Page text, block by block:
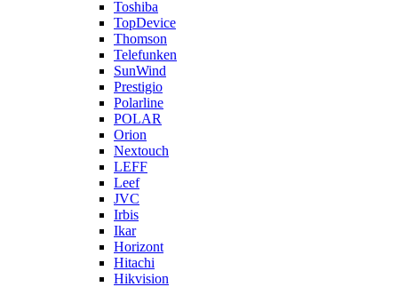
Toshiba
TopDevice
Thomson
Telefunken
SunWind
Prestigio
Polarline
POLAR
Orion
Nextouch
LEFF
Leef
JVC
Irbis
Ikar
Horizont
Hitachi
Hikvision